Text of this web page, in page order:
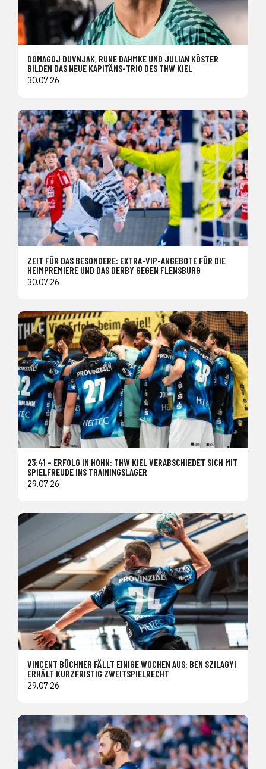
DOMAGOJ DUVNJAK, RUNE DAHMKE UND JULIAN KÖSTER
BILDEN DAS NEUE KAPITÄNS-TRIO DES THW KIEL
30.07.26
ZEIT FÜR DAS BESONDERE: EXTRA-VIP-ANGEBOTE FÜR DIE
HEIMPREMIERE UND DAS DERBY GEGEN FLENSBURG
30.07.26
23:41 – ERFOLG IN HOHN: THW KIEL VERABSCHIEDET SICH MIT
SPIELFREUDE INS TRAININGSLAGER
29.07.26
VINCENT BÜCHNER FÄLLT EINIGE WOCHEN AUS: BEN SZILAGYI
ERHÄLT KURZFRISTIG ZWEITSPIELRECHT
29.07.26